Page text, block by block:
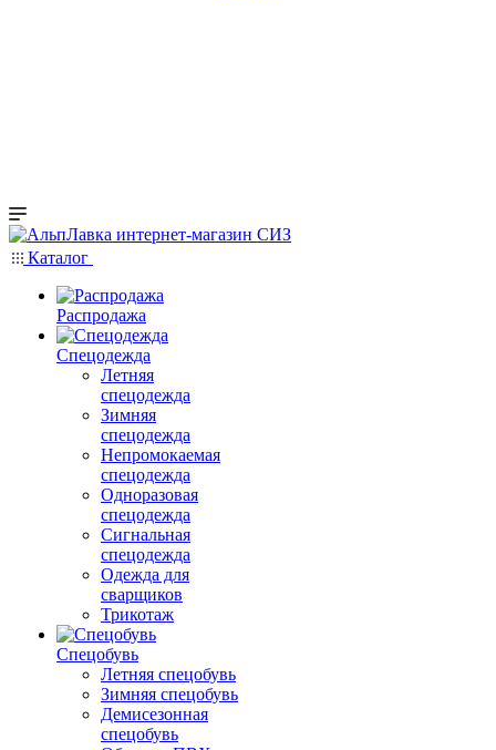
Каталог
Распродажа
Спецодежда
Летняя
спецодежда
Зимняя
спецодежда
Непромокаемая
спецодежда
Одноразовая
спецодежда
Сигнальная
спецодежда
Одежда для
сварщиков
Трикотаж
Спецобувь
Летняя спецобувь
Зимняя спецобувь
Демисезонная
спецобувь